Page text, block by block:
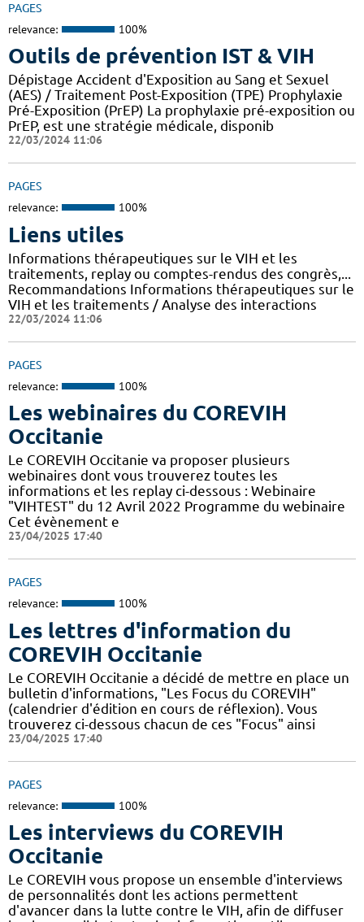
PAGES
relevance: 100%
Outils de prévention IST & VIH
Dépistage Accident d'Exposition au Sang et Sexuel
(AES) / Traitement Post-Exposition (TPE) Prophylaxie
Pré-Exposition (PrEP) La prophylaxie pré-exposition ou
PrEP, est une stratégie médicale, disponib
22/03/2024 11:06
PAGES
relevance: 100%
Liens utiles
Informations thérapeutiques sur le VIH et les
traitements, replay ou comptes-rendus des congrès,...
Recommandations Informations thérapeutiques sur le
VIH et les traitements / Analyse des interactions
22/03/2024 11:06
PAGES
relevance: 100%
Les webinaires du COREVIH
Occitanie
Le COREVIH Occitanie va proposer plusieurs
webinaires dont vous trouverez toutes les
informations et les replay ci-dessous : Webinaire
"VIHTEST" du 12 Avril 2022 Programme du webinaire
Cet évènement e
23/04/2025 17:40
PAGES
relevance: 100%
Les lettres d'information du
COREVIH Occitanie
Le COREVIH Occitanie a décidé de mettre en place un
bulletin d'informations, "Les Focus du COREVIH"
(calendrier d'édition en cours de réflexion). Vous
trouverez ci-dessous chacun de ces "Focus" ainsi
23/04/2025 17:40
PAGES
relevance: 100%
Les interviews du COREVIH
Occitanie
Le COREVIH vous propose un ensemble d'interviews
de personnalités dont les actions permettent
d'avancer dans la lutte contre le VIH, afin de diffuser